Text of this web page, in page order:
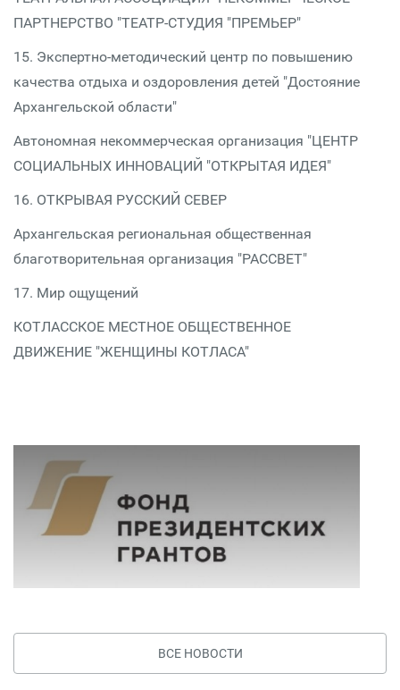
ПАРТНЕРСТВО "ТЕАТР-СТУДИЯ "ПРЕМЬЕР"
15. Экспертно-методический центр по повышению
качества отдыха и оздоровления детей "Достояние
Архангельской области"
Автономная некоммерческая организация "ЦЕНТР
СОЦИАЛЬНЫХ ИННОВАЦИЙ "ОТКРЫТАЯ ИДЕЯ"
16. ОТКРЫВАЯ РУССКИЙ СЕВЕР
Архангельская региональная общественная
благотворительная организация "РАССВЕТ"
17. Мир ощущений
КОТЛАССКОЕ МЕСТНОЕ ОБЩЕСТВЕННОЕ
ДВИЖЕНИЕ "ЖЕНЩИНЫ КОТЛАСА"
ВСЕ НОВОСТИ